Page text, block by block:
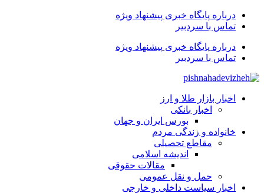
درباره پایگاه خبری پیشنهاد ویژه
تماس با سردبیر
درباره پایگاه خبری پیشنهاد ویژه
تماس با سردبیر
اخبار بازار طلا و ارز
اخبار بانکی
بورس ایران و جهان
خانواده و زندگی مردم
مقاطع تحصیلی
اندیشه اسلامی
مقالات حقوقی
حمل و نقل عمومی
اخبار سیاست داخلی و خارجی